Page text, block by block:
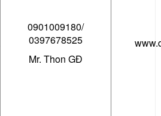
0901009180/
0397678525
Mr. Thon GĐ